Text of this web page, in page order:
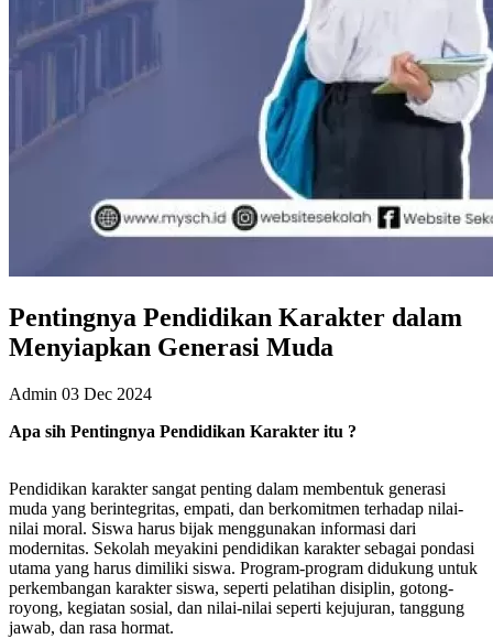
Pentingnya Pendidikan Karakter dalam
Menyiapkan Generasi Muda
Admin 03 Dec 2024
Apa sih Pentingnya Pendidikan Karakter itu ?
Pendidikan karakter sangat penting dalam membentuk generasi
muda yang berintegritas, empati, dan berkomitmen terhadap nilai-
nilai moral. Siswa harus bijak menggunakan informasi dari
modernitas. Sekolah meyakini pendidikan karakter sebagai pondasi
utama yang harus dimiliki siswa. Program-program didukung untuk
perkembangan karakter siswa, seperti pelatihan disiplin, gotong-
royong, kegiatan sosial, dan nilai-nilai seperti kejujuran, tanggung
jawab, dan rasa hormat.